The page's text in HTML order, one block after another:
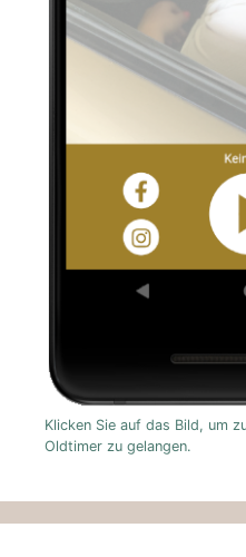
Klicken Sie auf das Bild, um
Oldtimer zu gelangen.